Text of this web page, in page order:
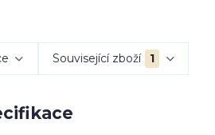
Související zboží 1